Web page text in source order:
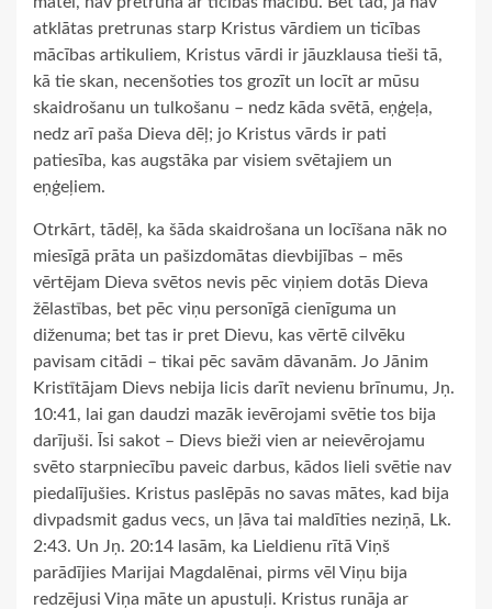
atklātas pretrunas starp Kristus vārdiem un ticības
mācības artikuliem, Kristus vārdi ir jāuzklausa tieši tā,
kā tie skan, necenšoties tos grozīt un locīt ar mūsu
skaidrošanu un tulkošanu – nedz kāda svētā, eņģeļa,
nedz arī paša Dieva dēļ; jo Kristus vārds ir pati
patiesība, kas augstāka par visiem svētajiem un
eņģeļiem.
Otrkārt, tādēļ, ka šāda skaidrošana un locīšana nāk no
miesīgā prāta un pašizdomātas dievbijības – mēs
vērtējam Dieva svētos nevis pēc viņiem dotās Dieva
žēlastības, bet pēc viņu personīgā cienīguma un
diženuma; bet tas ir pret Dievu, kas vērtē cilvēku
pavisam citādi – tikai pēc savām dāvanām. Jo Jānim
Kristītājam Dievs nebija licis darīt nevienu brīnumu, Jņ.
10:41, lai gan daudzi mazāk ievērojami svētie tos bija
darījuši. Īsi sakot – Dievs bieži vien ar neievērojamu
svēto starpniecību paveic darbus, kādos lieli svētie nav
piedalījušies. Kristus paslēpās no savas mātes, kad bija
divpadsmit gadus vecs, un ļāva tai maldīties neziņā, Lk.
2:43. Un Jņ. 20:14 lasām, ka Lieldienu rītā Viņš
parādījies Marijai Magdalēnai, pirms vēl Viņu bija
redzējusi Viņa māte un apustuļi. Kristus runāja ar